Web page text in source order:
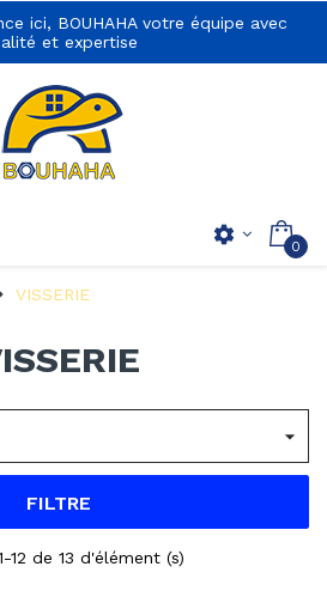
ici, BOUHAHA votre équipe avec
et expertise
settings 0
VISSERIE

FILTRE
12 de 13 d'élément (s)